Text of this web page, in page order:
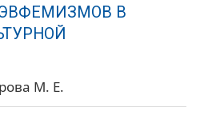
В
М. Е.